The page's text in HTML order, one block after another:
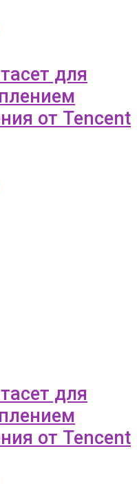
для
от Tencent
для
от Tencent